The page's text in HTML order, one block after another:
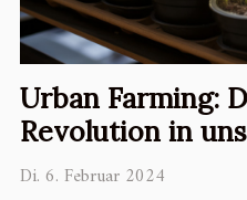
Urban Farming:
Revolution in
Di. 6. Februar 2024